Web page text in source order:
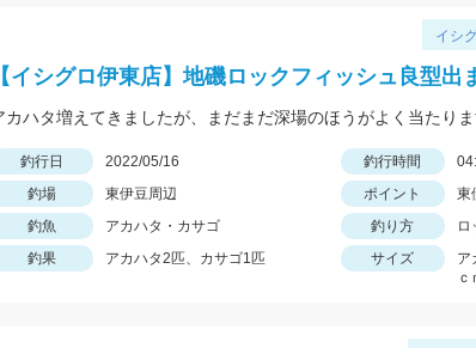
イシ
【イシグロ伊東店】地磯ロックフィッシュ良型出
釣行日 2022/05/16 釣行時間
釣場
東伊豆周辺 ポイント
東
釣魚
アカハタ・カサゴ 釣り方
ロ
釣果
アカハタ2匹、カサゴ1匹 サイズ
ア
ｃ